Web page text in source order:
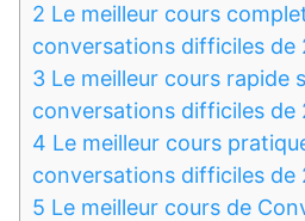
2 Le meilleur cours
conversations difficiles de
3 Le meilleur cours rapide
conversations difficiles de
4 Le meilleur cours
conversations difficiles de
5 Le meilleur cours de